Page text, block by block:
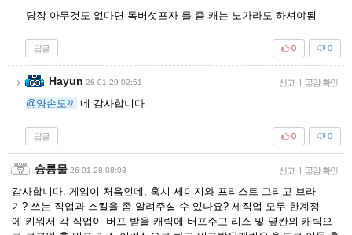
당장 아무것도 없다면 독버섯포자 를 좀 캐는 노가라도 하셔야됨
답글 0
0
Hayun 26-01-29 02:51 신고 | 공감 확인
@양손도끼 네 감사합니다
답글 0
0
슝륭물 26-01-28 08:03 신고 | 공감 확인
감사합니다. 게임이 처음인데, 혹시 세이지와 프리스트 그리고 브라
기? 쓰는 직업과 스킬을 좀 알려주실 수 있나요? 세직업 모두 한계정
에 키워서 각 직업이 버프 받을 캐릭에 버프주고 리스 및 옆칸의 캐릭으